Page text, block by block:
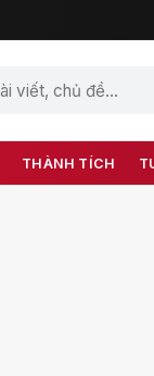
THÀNH TÍCH